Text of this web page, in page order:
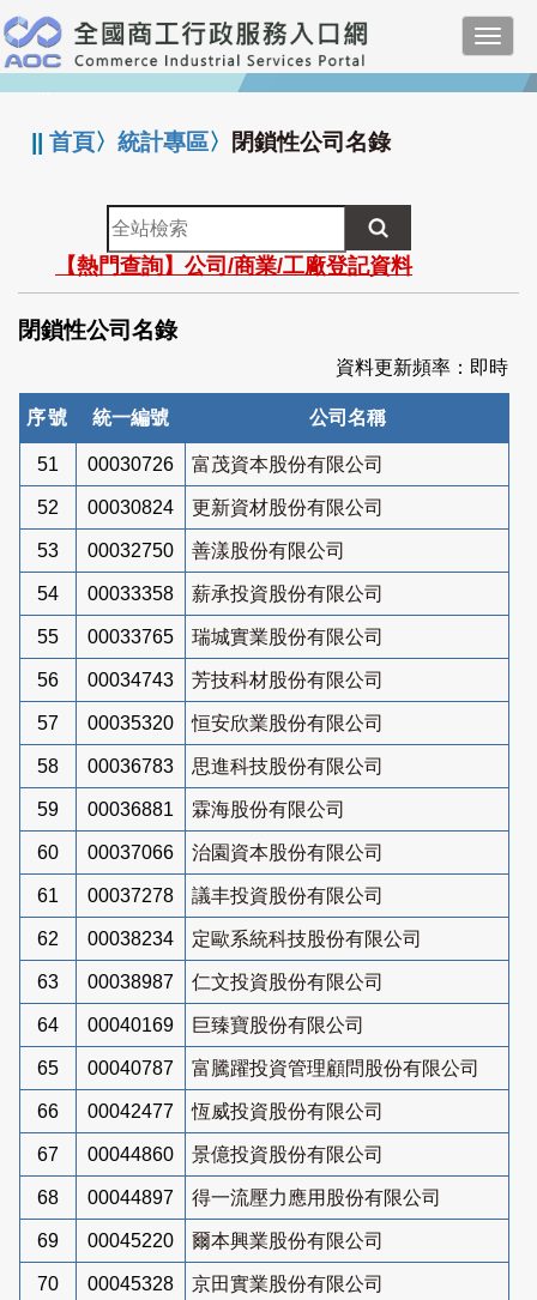
跳
到
主
要
:::
||首頁〉統計專區〉 閉鎖性公司名錄
全
站
檢
索
【熱門查詢】公司/商業/工廠登記資料
閉鎖性公司名錄
資料更新頻率：即時
序號 統一編號 公司名稱
51 00030726 富茂資本股份有限公司
52 00030824 更新資材股份有限公司
53 00032750 善漾股份有限公司
54 00033358 薪承投資股份有限公司
55 00033765 瑞城實業股份有限公司
56 00034743 芳技科材股份有限公司
57 00035320 恒安欣業股份有限公司
58 00036783 思進科技股份有限公司
59 00036881 霖海股份有限公司
60 00037066 治園資本股份有限公司
61 00037278 議丰投資股份有限公司
62 00038234 定歐系統科技股份有限公司
63 00038987 仁文投資股份有限公司
64 00040169 巨臻寶股份有限公司
65 00040787 富騰躍投資管理顧問股份有限公司
66 00042477 恆威投資股份有限公司
67 00044860 景億投資股份有限公司
68 00044897 得一流壓力應用股份有限公司
69 00045220 爾本興業股份有限公司
70 00045328 京田實業股份有限公司